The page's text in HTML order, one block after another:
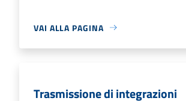
VAI ALLA PAGINA
Trasmissione di integrazioni